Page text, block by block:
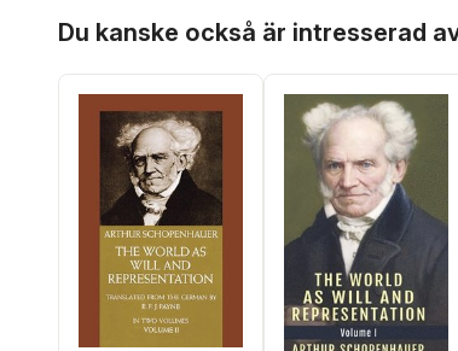
Du kanske också är intresserad